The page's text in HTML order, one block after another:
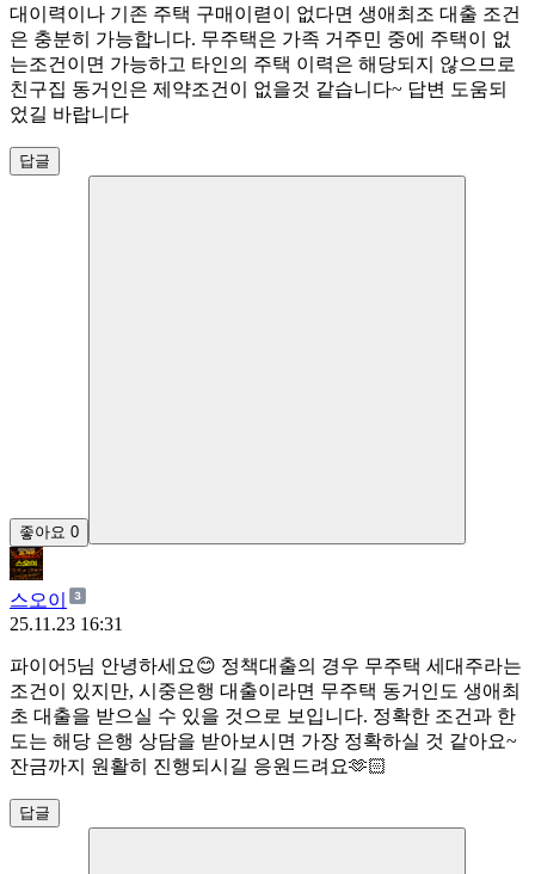
대이력이나 기존 주택 구매이렫이 없다면 생애최조 대출 조건
은 충분히 가능합니다. 무주택은 가족 거주민 중에 주택이 없
는조건이면 가능하고 타인의 주택 이력은 해당되지 않으므로
친구집 동거인은 제약조건이 없을것 같습니다~ 답변 도움되
었길 바랍니다
답글
좋아요 0
스오이
25.11.23 16:31
파이어5님 안녕하세요😊 정책대출의 경우 무주택 세대주라는
조건이 있지만, 시중은행 대출이라면 무주택 동거인도 생애최
초 대출을 받으실 수 있을 것으로 보입니다. 정확한 조건과 한
도는 해당 은행 상담을 받아보시면 가장 정확하실 것 같아요~
잔금까지 원활히 진행되시길 응원드려요🫶🏻
답글